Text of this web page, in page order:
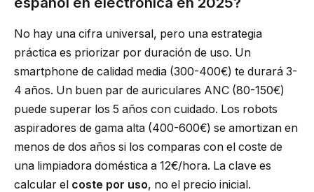
No hay una cifra universal, pero una estrategia
práctica es priorizar por duración de uso. Un
smartphone de calidad media (300-400€) te durará 3-
4 años. Un buen par de auriculares ANC (80-150€)
puede superar los 5 años con cuidado. Los robots
aspiradores de gama alta (400-600€) se amortizan en
menos de dos años si los comparas con el coste de
una limpiadora doméstica a 12€/hora. La clave es
calcular el coste por uso, no el precio inicial.